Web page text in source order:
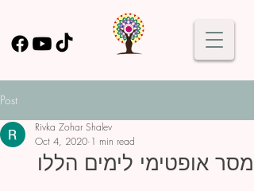
Post
מסר אופטימי לימים הללו
Rivka Zohar Shalev
Oct 4, 2020 1 min read